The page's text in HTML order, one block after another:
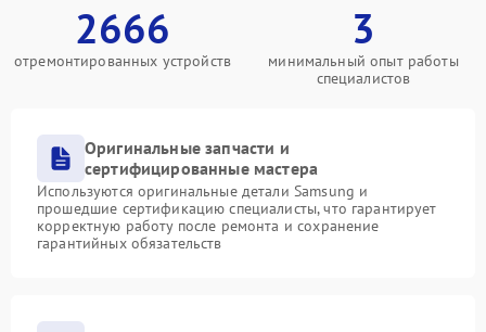
2666
отремонтированных устройств
3
минимальный опыт работы
специалистов
Оригинальные запчасти и
сертифицированные мастера
Используются оригинальные детали Samsung и
прошедшие сертификацию специалисты, что гарантирует
корректную работу после ремонта и сохранение
гарантийных обязательств